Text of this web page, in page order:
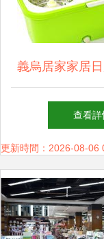
義烏居家家居
小物件，點
查看詳
更新時間：2026-08-06